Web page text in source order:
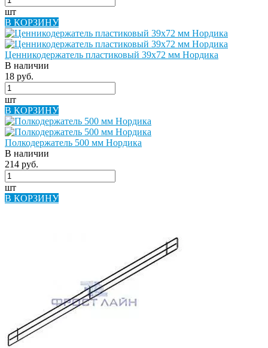
шт
В КОРЗИНУ
Ценникодержатель пластиковый 39х72 мм Нордика
В наличии
18 руб.
шт
В КОРЗИНУ
Полкодержатель 500 мм Нордика
В наличии
214 руб.
шт
В КОРЗИНУ